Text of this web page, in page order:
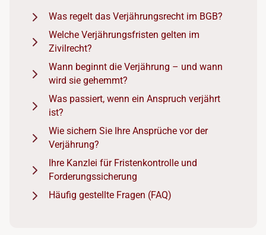
Was regelt das Verjährungsrecht im BGB?
Welche Verjährungsfristen gelten im
Zivilrecht?
Wann beginnt die Verjährung – und wann
wird sie gehemmt?
Was passiert, wenn ein Anspruch verjährt
ist?
Wie sichern Sie Ihre Ansprüche vor der
Verjährung?
Ihre Kanzlei für Fristenkontrolle und
Forderungssicherung
Häufig gestellte Fragen (FAQ)